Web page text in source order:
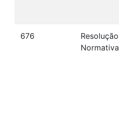
676
Resolução
Normativa